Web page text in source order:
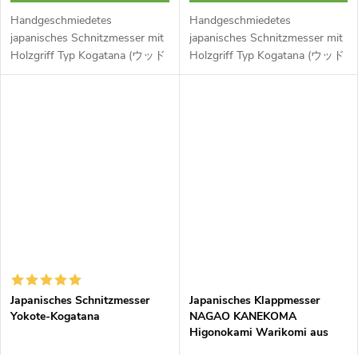
Handgeschmiedetes
japanisches Schnitzmesser mit
Holzgriff Typ Kogatana (ウッド
カービングナイフ) der Marke
Handgeschmiedetes
japanisches Schnitzmesser mit
Holzgriff Typ Kogatana (ウッド
カービングナイフ) der Marke
Japanisches Schnitzmesser
Yokote-Kogatana
Japanisches Klappmesser
NAGAO KANEKOMA
Higonokami Warikomi aus